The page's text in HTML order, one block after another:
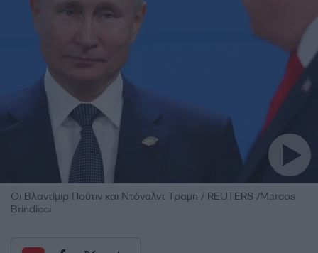
Οι Βλαντίμιρ Πούτιν και Ντόναλντ Τραμπ / REUTERS /Marcos
Brindicci